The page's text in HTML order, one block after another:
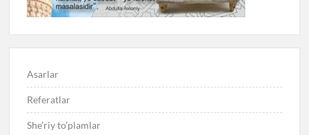
Asarlar
Referatlar
She’riy to’plamlar